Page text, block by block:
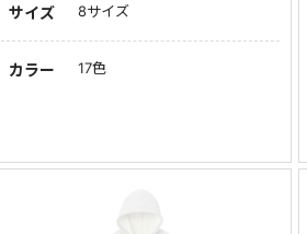
サイズ 8サイズ
カラー 17色